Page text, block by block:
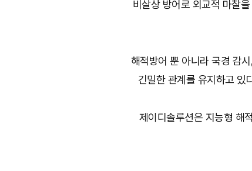
비살상 방어로 외교적 마찰
해적방어 뿐 아니라 국경 감
긴밀한 관계를 유지하고 있
제이디솔루션은 지능형 해